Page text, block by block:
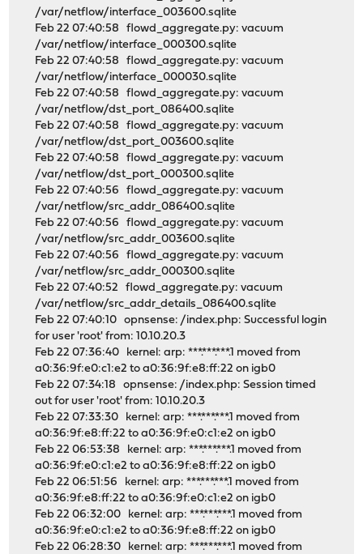
/var/netflow/interface_003600.sqlite
Feb 22 07:40:58 flowd_aggregate.py: vacuum
/var/netflow/interface_000300.sqlite
Feb 22 07:40:58 flowd_aggregate.py: vacuum
/var/netflow/interface_000030.sqlite
Feb 22 07:40:58 flowd_aggregate.py: vacuum
/var/netflow/dst_port_086400.sqlite
Feb 22 07:40:58 flowd_aggregate.py: vacuum
/var/netflow/dst_port_003600.sqlite
Feb 22 07:40:58 flowd_aggregate.py: vacuum
/var/netflow/dst_port_000300.sqlite
Feb 22 07:40:56 flowd_aggregate.py: vacuum
/var/netflow/src_addr_086400.sqlite
Feb 22 07:40:56 flowd_aggregate.py: vacuum
/var/netflow/src_addr_003600.sqlite
Feb 22 07:40:56 flowd_aggregate.py: vacuum
/var/netflow/src_addr_000300.sqlite
Feb 22 07:40:52 flowd_aggregate.py: vacuum
/var/netflow/src_addr_details_086400.sqlite
Feb 22 07:40:10 opnsense: /index.php: Successful login
for user 'root' from: 10.10.20.3
Feb 22 07:36:40 kernel: arp: ***.***.***.1 moved from
a0:36:9f:e0:c1:e2 to a0:36:9f:e8:ff:22 on igb0
Feb 22 07:34:18 opnsense: /index.php: Session timed
out for user 'root' from: 10.10.20.3
Feb 22 07:33:30 kernel: arp: ***.***.***.1 moved from
a0:36:9f:e8:ff:22 to a0:36:9f:e0:c1:e2 on igb0
Feb 22 06:53:38 kernel: arp: ***.***.***.1 moved from
a0:36:9f:e0:c1:e2 to a0:36:9f:e8:ff:22 on igb0
Feb 22 06:51:56 kernel: arp: ***.***.***.1 moved from
a0:36:9f:e8:ff:22 to a0:36:9f:e0:c1:e2 on igb0
Feb 22 06:32:00 kernel: arp: ***.***.***.1 moved from
a0:36:9f:e0:c1:e2 to a0:36:9f:e8:ff:22 on igb0
Feb 22 06:28:30 kernel: arp: ***.***.***.1 moved from